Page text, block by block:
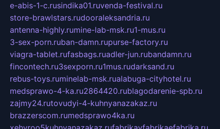
e-abis-1-c.rusindika01.ruvenda-festival.ru
store-brawlstars.rudooraleksandria.ru
antenna-highly.rumine-lab-msk.ru1-mus.ru
3-sex-porn.ruban-damn.rupurse-factory.ru
viagra-tablet.rufasbags.ruadler-jun.rubandamn.ru
fincontech.ru3sexporn.ru1mus.rudarksand.ru
rebus-toys.ruminelab-msk.rualabuga-cityhotel.ru
medsprawo-4-ka.ru2864420.rublagodarenie-spb.ru
zajmy24.rutovudyi-4-kuhnyanazakaz.ru
brazzerscom.rumedsprawo4ka.ru